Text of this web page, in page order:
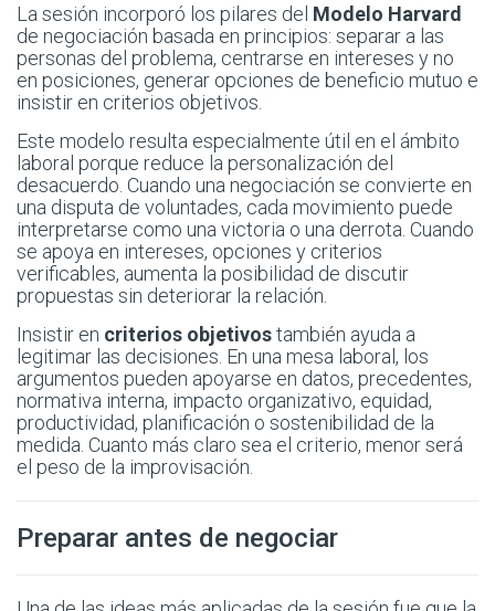
La sesión incorporó los pilares del Modelo Harvard
de negociación basada en principios: separar a las
personas del problema, centrarse en intereses y no
en posiciones, generar opciones de beneficio mutuo e
insistir en criterios objetivos.
Este modelo resulta especialmente útil en el ámbito
laboral porque reduce la personalización del
desacuerdo. Cuando una negociación se convierte en
una disputa de voluntades, cada movimiento puede
interpretarse como una victoria o una derrota. Cuando
se apoya en intereses, opciones y criterios
verificables, aumenta la posibilidad de discutir
propuestas sin deteriorar la relación.
Insistir en criterios objetivostambién ayuda a
legitimar las decisiones. En una mesa laboral, los
argumentos pueden apoyarse en datos, precedentes,
normativa interna, impacto organizativo, equidad,
productividad, planificación o sostenibilidad de la
medida. Cuanto más claro sea el criterio, menor será
el peso de la improvisación.
Preparar antes de negociar